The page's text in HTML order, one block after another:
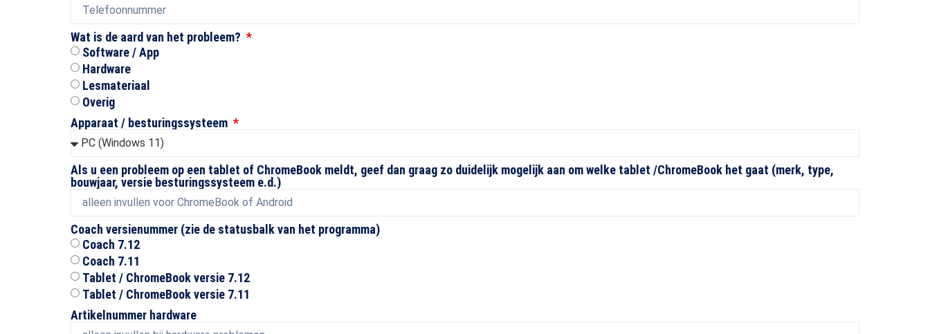
Wat is de aard van het probleem?
Software / App
Hardware
Lesmateriaal
Overig
Apparaat / besturingssysteem
Als u een probleem op een tablet of ChromeBook meldt, geef dan graag zo duidelijk mogelijk aan om welke tablet /ChromeBook het gaat (merk, type,
bouwjaar, versie besturingssysteem e.d.)
Coach versienummer (zie de statusbalk van het programma)
Coach 7.12
Coach 7.11
Tablet / ChromeBook versie 7.12
Tablet / ChromeBook versie 7.11
Artikelnummer hardware